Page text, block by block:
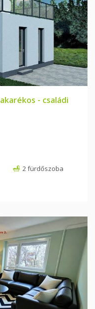
- családi
2 fürdőszoba